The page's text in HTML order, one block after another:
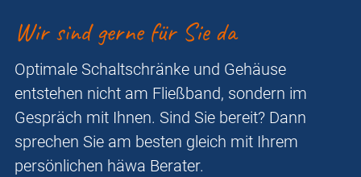
Wir sind gerne für Sie da
Optimale Schaltschränke und Gehäuse
entstehen nicht am Fließband, sondern im
Gespräch mit Ihnen. Sind Sie bereit? Dann
sprechen Sie am besten gleich mit Ihrem
persönlichen häwa Berater.